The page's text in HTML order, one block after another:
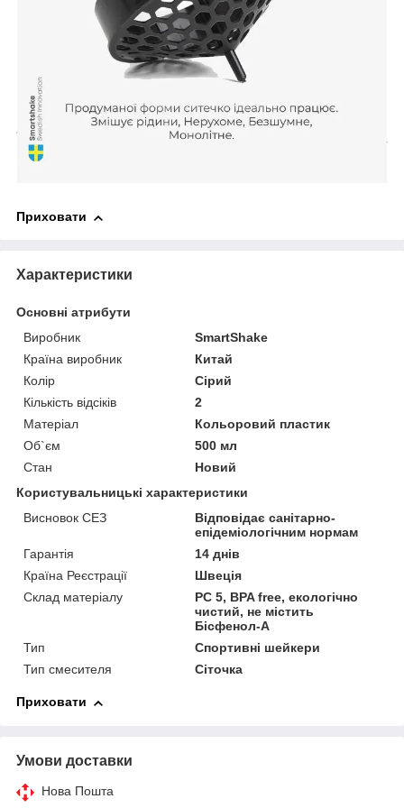
Приховати
Характеристики
Основні атрибути
Виробник
SmartShake
Країна виробник
Китай
Колір
Сірий
Кількість відсіків
2
Матеріал
Кольоровий пластик
Об`єм
500 мл
Стан
Новий
Користувальницькі характеристики
Висновок СЕЗ
Відповідає санітарно-
епідеміологічним нормам
Гарантія
14 днів
Країна Реєстрації
Швеція
Склад матеріалу
PC 5, BPA free, екологічно
чистий, не містить
Бісфенол-А
Тип
Спортивні шейкери
Тип смесителя
Сіточка
Приховати
Умови доставки
Нова Пошта